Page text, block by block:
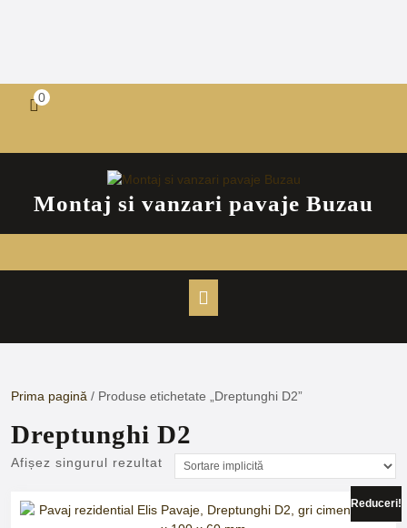
shopping
0
Montaj si vanzari pavaje Buzau
Button
Prima pagină / Produse etichetate „Dreptunghi D2”
Dreptunghi D2
Afișez singurul rezultat
Reduceri!